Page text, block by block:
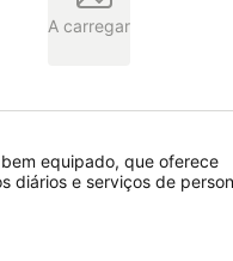
A carregar
equipado, que oferece
diários e serviços de